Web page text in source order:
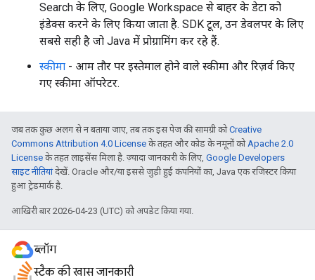
Search के लिए, Google Workspace से बाहर के डेटा को
इंडेक्स करने के लिए किया जाता है. SDK टूल, उन डेवलपर के लिए
सबसे सही है जो Java में प्रोग्रामिंग कर रहे हैं.
स्कीमा - आम तौर पर इस्तेमाल होने वाले स्कीमा और रिज़र्व किए
गए स्कीमा ऑपरेटर.
जब तक कुछ अलग से न बताया जाए, तब तक इस पेज की सामग्री कोCreative
Commons Attribution 4.0 License के तहत और कोड के नमूनों कोApache 2.0
License के तहत लाइसेंस मिला है. ज़्यादा जानकारी के लिए, Google Developers
साइट नीतियांदेखें. Oracle और/या इससे जुड़ी हुई कंपनियों का, Java एक रजिस्टर किया
हुआ ट्रेडमार्क है.
आखिरी बार 2026-04-23 (UTC) को अपडेट किया गया.
ब्लॉग
स्टैक की खास जानकारी